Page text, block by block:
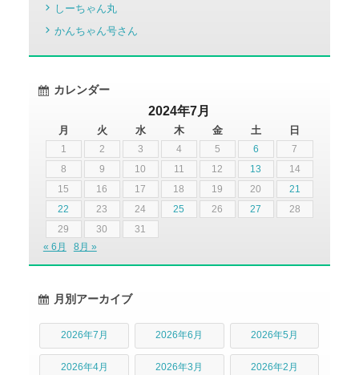
しーちゃん丸
かんちゃん号さん
カレンダー
2024年7月
月 火 水 木 金 土 日
1 2 3 4 5 6
7
8
9 10 11 12 13
14
15
16 17 18 19 20
21
22
23 24 25 26 27
28
29
30
31
« 6月
8月 »
月別アーカイブ
2026年7月 2026年6月 2026年5月
2026年4月 2026年3月 2026年2月